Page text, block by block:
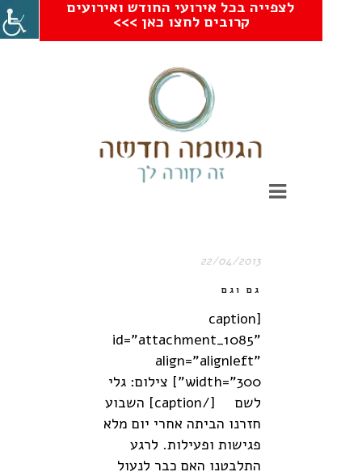
לצפייה בכל אירועי החודש ואירועים
קרובים לחצו כאן >>>
22/04/2013
גם וגם
[caption
id="attachment_1085"
align="alignleft"
width="300"] צילום: גלי
לשם [/caption] השבוע
חזרנו הביתה אחרי יום מלא
פגישות ופעילות. לרגע
התלבטנו האם כבר לנעול